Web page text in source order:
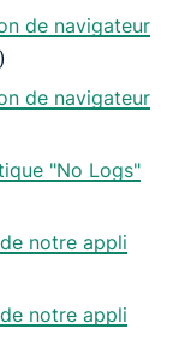
de navigateur
de navigateur
"No Logs"
notre appli
notre appli